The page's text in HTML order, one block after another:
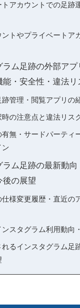
トアカウントでの足跡
トやプライベートア
ラム足跡の外部アプ
能・安全性・違法リ
管理・閲覧アプリの
時の注意点と違法リス
無・サードパーティ
ン
ラム足跡の最新動向
後の展望
仕様変更履歴・直近の
ンスタグラム利用動向
るインスタグラム足